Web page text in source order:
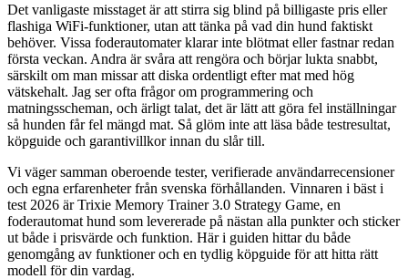
Det vanligaste misstaget är att stirra sig blind på billigaste pris eller
flashiga WiFi-funktioner, utan att tänka på vad din hund faktiskt
behöver. Vissa foderautomater klarar inte blötmat eller fastnar redan
första veckan. Andra är svåra att rengöra och börjar lukta snabbt,
särskilt om man missar att diska ordentligt efter mat med hög
vätskehalt. Jag ser ofta frågor om programmering och
matningsscheman, och ärligt talat, det är lätt att göra fel inställningar
så hunden får fel mängd mat. Så glöm inte att läsa både testresultat,
köpguide och garantivillkor innan du slår till.
Vi väger samman oberoende tester, verifierade användarrecensioner
och egna erfarenheter från svenska förhållanden. Vinnaren i bäst i
test 2026 är Trixie Memory Trainer 3.0 Strategy Game, en
foderautomat hund som levererade på nästan alla punkter och sticker
ut både i prisvärde och funktion. Här i guiden hittar du både
genomgång av funktioner och en tydlig köpguide för att hitta rätt
modell för din vardag.